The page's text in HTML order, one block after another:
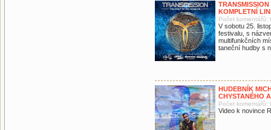
TRANSMISSION
KOMPLETNÍ
Počet komentářů:
V sobotu 25.
festivalu, s
multifunkčních
taneční hudby s
HUDEBNÍK
CHYSTANÉHO
Počet komentářů:
Video k novince